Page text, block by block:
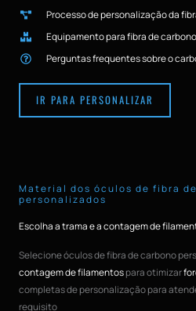
Processo de personalização da
Equipamento para fibra de carbono
Perguntas frequentes sobre o
IR PARA PERSONALIZAR
Material dos óculos de fibra
personalizados
Escolha a trama e a contagem de
Selecione óculos de fibra de carbono
contagem de filamentospara otimizar
completas de personalização para
requisito